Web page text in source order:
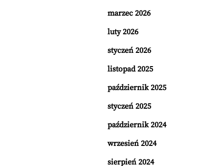
marzec 2026
luty 2026
styczeń 2026
listopad 2025
październik 2025
styczeń 2025
październik 2024
wrzesień 2024
sierpień 2024